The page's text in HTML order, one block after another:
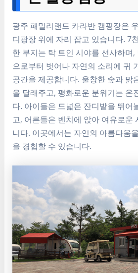
광주 패밀리랜드 카라반 캠핑장은
디광장 위에 자리 잡고 있습니다. 7
한 부지는 탁 트인 시야를 선사하며
으로부터 벗어나 자연의 소리에 귀
공간을 제공합니다. 울창한 숲과 맑
을 달래주고, 평화로운 분위기는 온
다. 아이들은 드넓은 잔디밭을 뛰어
고, 어른들은 벤치에 앉아 여유로운
니다. 이곳에서는 자연의 아름다움
을 경험할 수 있습니다.